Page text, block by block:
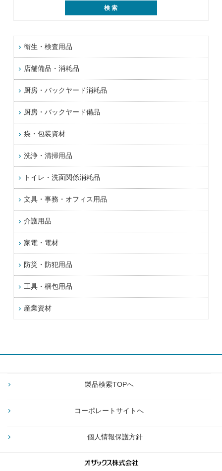
衛生・検査用品
店舗備品・消耗品
厨房・バックヤード消耗品
厨房・バックヤード備品
袋・包装資材
洗浄・清掃用品
トイレ・洗面関係消耗品
文具・事務・オフィス用品
介護用品
家電・電材
防災・防犯用品
工具・梱包用品
産業資材
製品検索TOPへ
コーポレートサイトへ
個人情報保護方針